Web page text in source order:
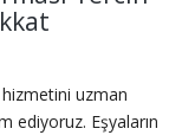
hizmetini uzman
ediyoruz. Eşyaların